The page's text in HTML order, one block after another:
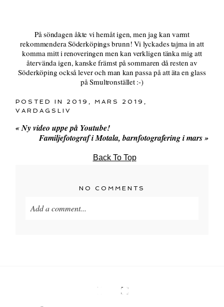
På söndagen åkte vi hemåt igen, men jag kan varmt
rekommendera Söderköpings brunn! Vi lyckades tajma in att
komma mitt i renoveringen men kan verkligen tänka mig att
återvända igen, kanske främst på sommaren då resten av
Söderköping också lever och man kan passa på att äta en glass
på Smultronstället :-)
POSTED IN 2019 , MARS 2019 ,
VARDAGSLIV
«Ny video uppe på Youtube!
Familjefotograf i Motala, barnfotografering i mars»
Back To Top
NO COMMENTS
Add a comment...